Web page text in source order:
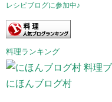
レシピブログに参加中♪
料理ランキング
にほんブログ村